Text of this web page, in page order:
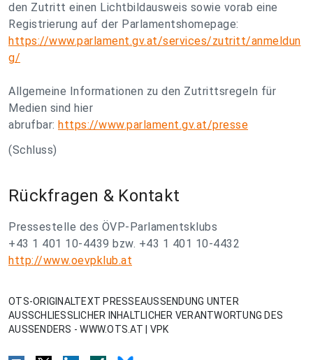
den Zutritt einen Lichtbildausweis sowie vorab eine
Registrierung auf der Parlamentshomepage:
https://www.parlament.gv.at/services/zutritt/anmeldun
g/
Allgemeine Informationen zu den Zutrittsregeln für
Medien sind hier
abrufbar: https://www.parlament.gv.at/presse
(Schluss)
Rückfragen & Kontakt
Pressestelle des ÖVP-Parlamentsklubs
+43 1 401 10-4439 bzw. +43 1 401 10-4432
http://www.oevpklub.at
OTS-ORIGINALTEXT PRESSEAUSSENDUNG UNTER
AUSSCHLIESSLICHER INHALTLICHER VERANTWORTUNG DES
AUSSENDERS - WWW.OTS.AT | VPK